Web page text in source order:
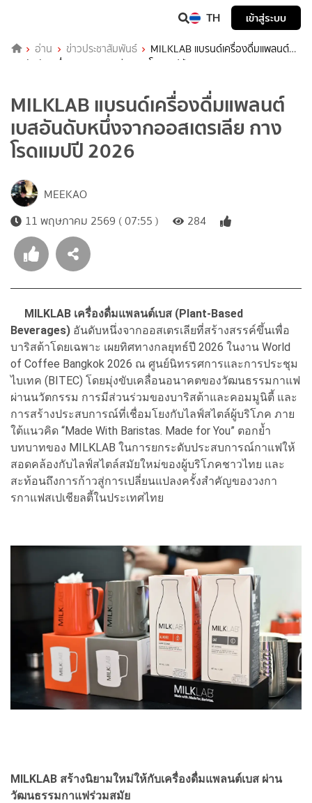
TH เข้าสู่ระบบ
อ่าน ข่าวประชาสัมพันธ์
MILKLAB แบรนด์เครื่องดื่มแพลนต์
เบสอันดับหนึ่งจากออสเตรเลีย กางโรดแมปปี 2026
MILKLAB แบรนด์เครื่องดื่มแพลนต์
เบสอันดับหนึ่งจากออสเตรเลีย กาง
โรดแมปปี 2026
MEEKAO
11 พฤษภาคม 2569 ( 07:55 )
284
MILKLAB เครื่องดื่มแพลนต์เบส (Plant-Based
Beverages) อันดับหนึ่งจากออสเตรเลียที่สร้างสรรค์ขึ้นเพื่อ
บาริสต้าโดยเฉพาะ เผยทิศทางกลยุทธ์ปี 2026 ในงาน World
of Coffee Bangkok 2026 ณ ศูนย์นิทรรศการและการประชุม
ไบเทค (BITEC) โดยมุ่งขับเคลื่อนอนาคตของวัฒนธรรมกาแฟ
ผ่านนวัตกรรม การมีส่วนร่วมของบาริสต้าและคอมมูนิตี้ และ
การสร้างประสบการณ์ที่เชื่อมโยงกับไลฟ์สไตล์ผู้บริโภค ภาย
ใต้แนวคิด “Made With Baristas. Made for You” ตอกย้ำ
บทบาทของ MILKLAB ในการยกระดับประสบการณ์กาแฟให้
สอดคล้องกับไลฟ์สไตล์สมัยใหม่ของผู้บริโภคชาวไทย และ
สะท้อนถึงการก้าวสู่การเปลี่ยนแปลงครั้งสำคัญของวงกา
รกาแฟสเปเชียลตี้ในประเทศไทย
MILKLAB สร้างนิยามใหม่ให้กับเครื่องดื่มแพลนต์เบส ผ่าน
วัฒนธรรมกาแฟร่วมสมัย